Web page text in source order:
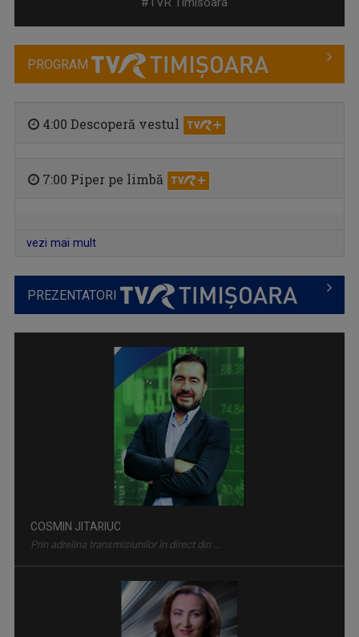
SATUL MEU
MINORITĂȚI ÎN LIMBA CROATĂ
Descoperim tradiţii, obiceiuri și realități ...
PROGRAM
4:00 Descoperă vestul
7:00 Piper pe limbă
vezi mai mult
PREZENTATORI
COSMIN JITARIUC
Prin adrelina transmisiunilor în direct din ...